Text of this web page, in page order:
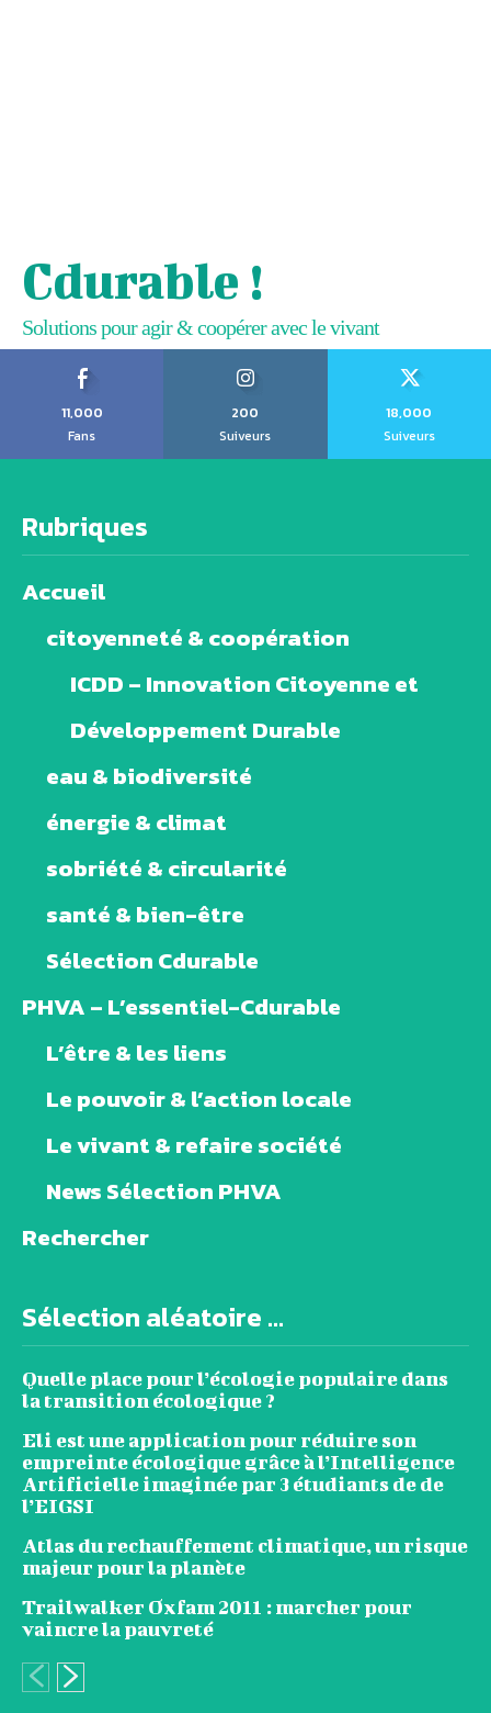
Cdurable !
Solutions pour agir & coopérer avec le vivant
11,000
Fans
200
Suiveurs
18,000
Suiveurs
Rubriques
Accueil
citoyenneté & coopération
ICDD – Innovation Citoyenne et
Développement Durable
eau & biodiversité
énergie & climat
sobriété & circularité
santé & bien-être
Sélection Cdurable
PHVA – L’essentiel-Cdurable
L’être & les liens
Le pouvoir & l’action locale
Le vivant & refaire société
News Sélection PHVA
Rechercher
Sélection aléatoire ...
Quelle place pour l’écologie populaire dans
la transition écologique ?
Eli est une application pour réduire son
empreinte écologique grâce à l’Intelligence
Artificielle imaginée par 3 étudiants de de
l’EIGSI
Atlas du rechauffement climatique, un risque
majeur pour la planète
Trailwalker Oxfam 2011 : marcher pour
vaincre la pauvreté